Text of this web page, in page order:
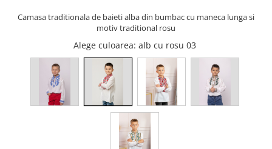
Camasa traditionala de baieti alba din bumbac cu maneca lunga si
motiv traditional rosu
Alege culoarea: alb cu rosu 03